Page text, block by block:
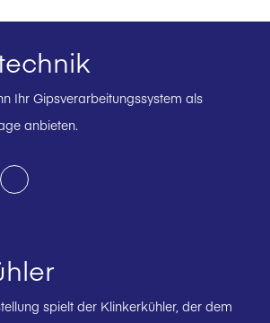
Ihr Gipsverarbeitungssystem als
anbieten.
spielt der Klinkerkühler, der dem